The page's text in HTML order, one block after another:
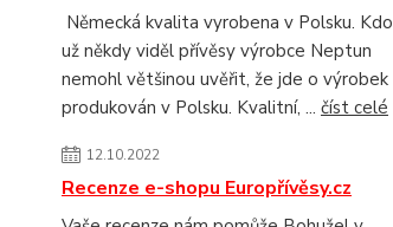
Německá kvalita vyrobena v Polsku. Kdo
už někdy viděl přívěsy výrobce Neptun
nemohl většinou uvěřit, že jde o výrobek
produkován v Polsku. Kvalitní, ... číst celé
12.10.2022
Recenze e-shopu Europřívěsy.cz